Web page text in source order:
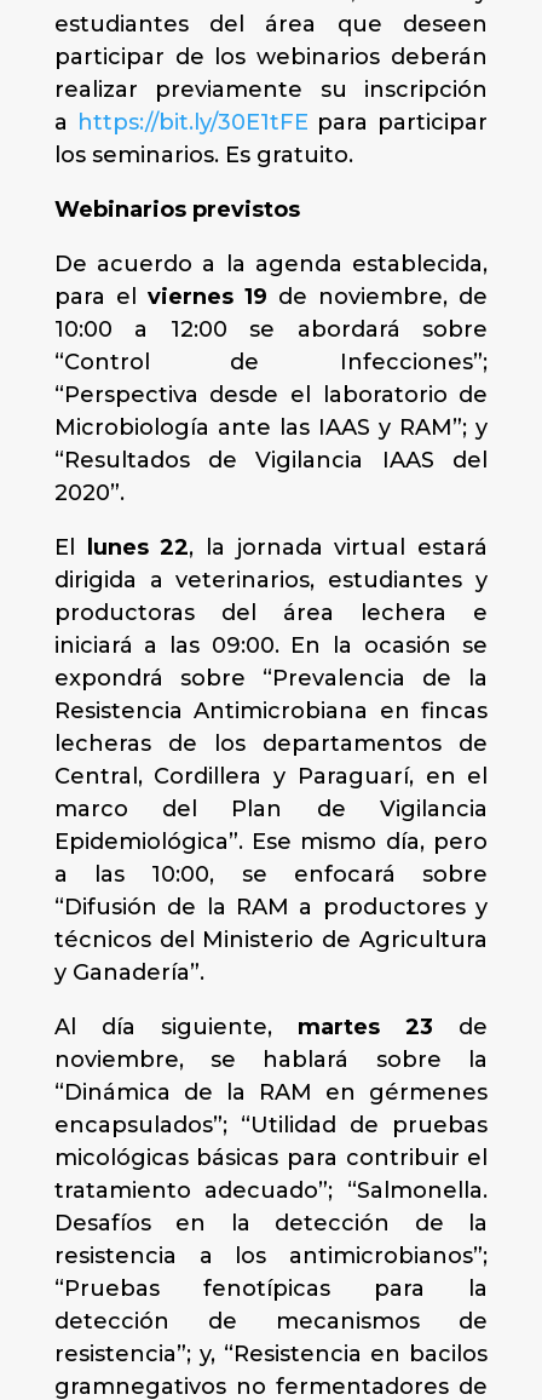
estudiantes del área que deseen
participar de los webinarios deberán
realizar previamente su inscripción
a https://bit.ly/30E1tFE para participar
los seminarios. Es gratuito.
Webinarios previstos
De acuerdo a la agenda establecida,
para el viernes 19 de noviembre, de
10:00 a 12:00 se abordará sobre
“Control de Infecciones”;
“Perspectiva desde el laboratorio de
Microbiología ante las IAAS y RAM”; y
“Resultados de Vigilancia IAAS del
2020”.
El lunes 22, la jornada virtual estará
dirigida a veterinarios, estudiantes y
productoras del área lechera e
iniciará a las 09:00. En la ocasión se
expondrá sobre “Prevalencia de la
Resistencia Antimicrobiana en fincas
lecheras de los departamentos de
Central, Cordillera y Paraguarí, en el
marco del Plan de Vigilancia
Epidemiológica”. Ese mismo día, pero
a las 10:00, se enfocará sobre
“Difusión de la RAM a productores y
técnicos del Ministerio de Agricultura
y Ganadería”.
Al día siguiente, martes 23 de
noviembre, se hablará sobre la
“Dinámica de la RAM en gérmenes
encapsulados”; “Utilidad de pruebas
micológicas básicas para contribuir el
tratamiento adecuado”; “Salmonella.
Desafíos en la detección de la
resistencia a los antimicrobianos”;
“Pruebas fenotípicas para la
detección de mecanismos de
resistencia”; y, “Resistencia en bacilos
gramnegativos no fermentadores de